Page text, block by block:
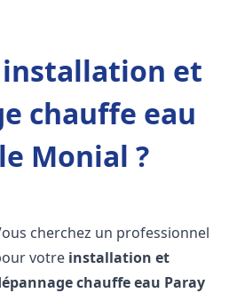
installation et
chauffe eau
Monial ?
cherchez un professionnel
votre installation et
chauffe eau Paray